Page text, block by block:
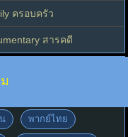
ครอบครัว
สารคดี
พากย์ไทย